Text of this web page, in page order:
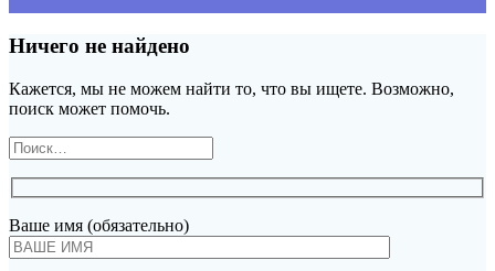
Ничего не найдено
Кажется, мы не можем найти то, что вы ищете. Возможно,
поиск может помочь.
Найти:
Ваше имя (обязательно)